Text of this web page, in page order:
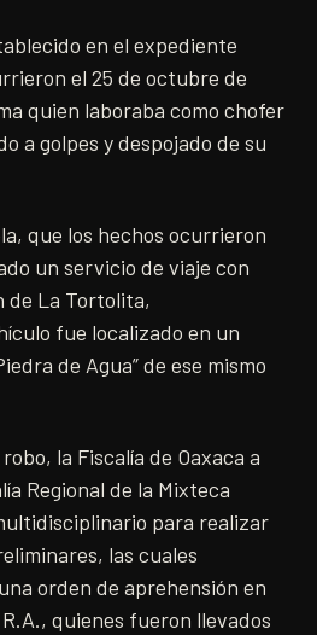
en el expediente
el 25 de octubre de
quien laboraba como chofer
a golpes y despojado de su
que los hechos ocurrieron
un servicio de viaje con
de La Tortolita,
fue localizado en un
de Agua” de ese mismo
la Fiscalía de Oaxaca a
Regional de la Mixteca
para realizar
las cuales
orden de aprehensión en
quienes fueron llevados